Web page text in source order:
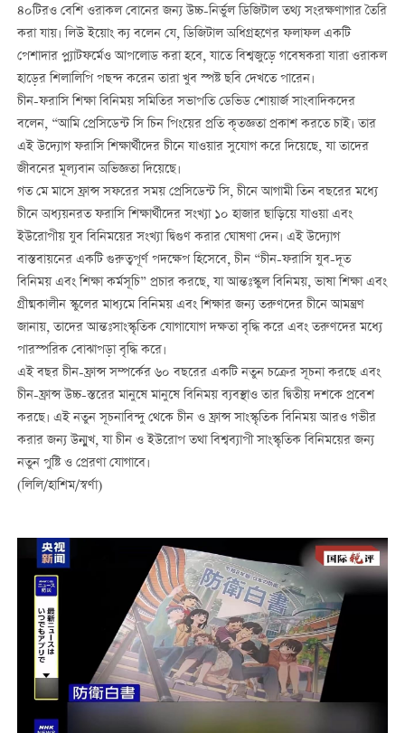
৪০টিরও বেশি ওরাকল বোনের জন্য উচ্চ-নির্ভুল ডিজিটাল তথ্য সংরক্ষণাগার তৈরি
করা যায়। লিউ ইয়োং ক্য বলেন যে, ডিজিটাল অধিগ্রহণের ফলাফল একটি
পেশাদার প্ল্যাটফর্মেও আপলোড করা হবে, যাতে বিশ্বজুড়ে গবেষকরা যারা ওরাকল
হাড়ের শিলালিপি পছন্দ করেন তারা খুব স্পষ্ট ছবি দেখতে পারেন।
চীন-ফরাসি শিক্ষা বিনিময় সমিতির সভাপতি ডেভিড শোয়ার্জ সাংবাদিকদের
বলেন, “আমি প্রেসিডেন্ট সি চিন পিংয়ের প্রতি কৃতজ্ঞতা প্রকাশ করতে চাই। তার
এই উদ্যোগ ফরাসি শিক্ষার্থীদের চীনে যাওয়ার সুযোগ করে দিয়েছে, যা তাদের
জীবনের মূল্যবান অভিজ্ঞতা দিয়েছে।
গত মে মাসে ফ্রান্স সফরের সময় প্রেসিডেন্ট সি, চীনে আগামী তিন বছরের মধ্যে
চীনে অধ্যয়নরত ফরাসি শিক্ষার্থীদের সংখ্যা ১০ হাজার ছাড়িয়ে যাওয়া এবং
ইউরোপীয় যুব বিনিময়ের সংখ্যা দ্বিগুণ করার ঘোষণা দেন। এই উদ্যোগ
বাস্তবায়নের একটি গুরুত্বপূর্ণ পদক্ষেপ হিসেবে, চীন “চীন-ফরাসি যুব-দূত
বিনিময় এবং শিক্ষা কর্মসূচি” প্রচার করছে, যা আন্তঃস্কুল বিনিময়, ভাষা শিক্ষা এবং
গ্রীষ্মকালীন স্কুলের মাধ্যমে বিনিময় এবং শিক্ষার জন্য তরুণদের চীনে আমন্ত্রণ
জানায়, তাদের আন্তঃসাংস্কৃতিক যোগাযোগ দক্ষতা বৃদ্ধি করে এবং তরুণদের মধ্যে
পারস্পরিক বোঝাপড়া বৃদ্ধি করে।
এই বছর চীন-ফ্রান্স সম্পর্কের ৬০ বছরের একটি নতুন চক্রের সূচনা করছে এবং
চীন-ফ্রান্স উচ্চ-স্তরের মানুষে মানুষে বিনিময় ব্যবস্থাও তার দ্বিতীয় দশকে প্রবেশ
করছে। এই নতুন সূচনাবিন্দু থেকে চীন ও ফ্রান্স সাংস্কৃতিক বিনিময় আরও গভীর
করার জন্য উন্মুখ, যা চীন ও ইউরোপ তথা বিশ্বব্যাপী সাংস্কৃতিক বিনিময়ের জন্য
নতুন পুষ্টি ও প্রেরণা যোগাবে।
(লিলি/হাশিম/স্বর্ণা)